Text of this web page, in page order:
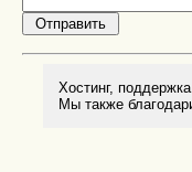
Хостинг,
Мы также